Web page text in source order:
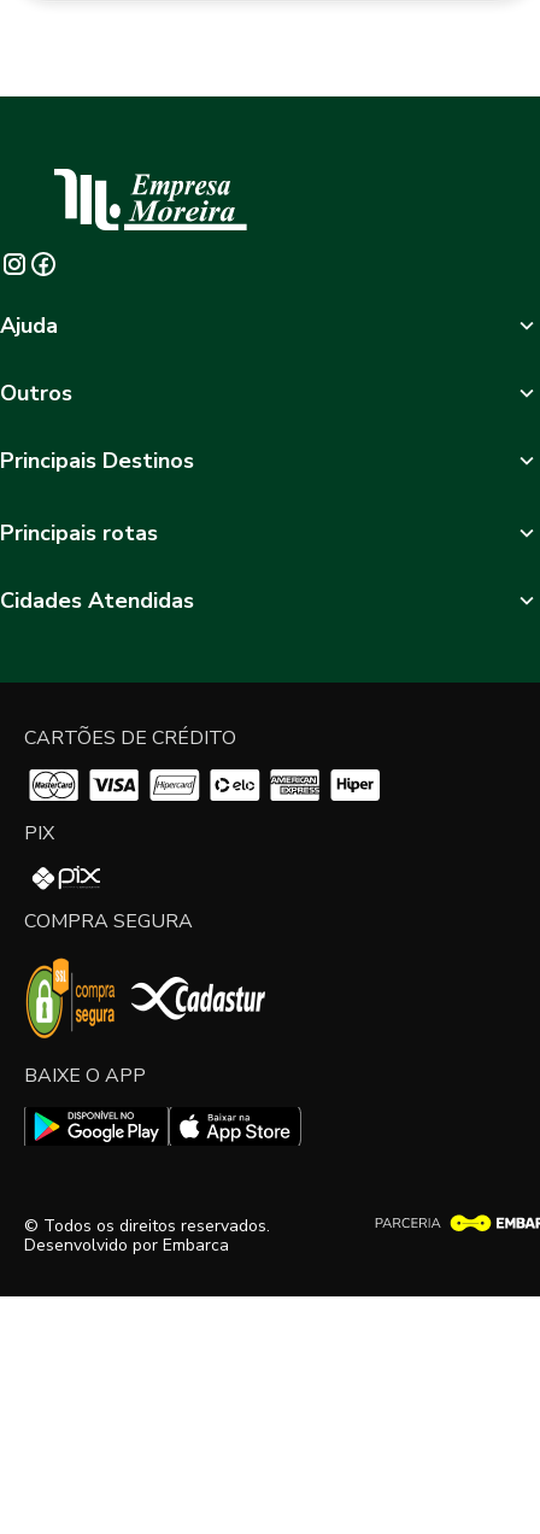
Ajuda
Outros
Principais Destinos
Principais rotas
Cidades Atendidas
CARTÕES DE CRÉDITO
PIX
COMPRA SEGURA
BAIXE O APP
© Todos os direitos reservados.
Desenvolvido por Embarca